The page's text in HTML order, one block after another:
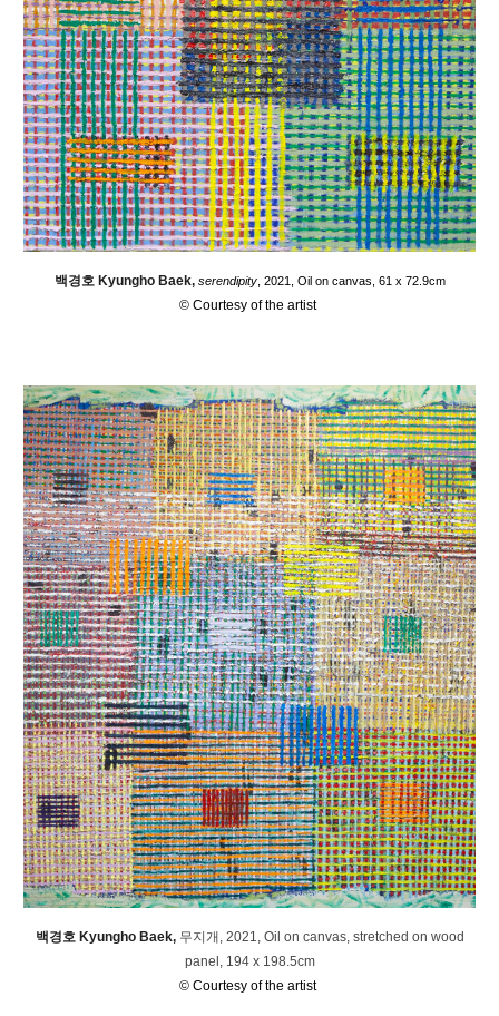
백경호 Kyungho Baek, serendipity, 2021, Oil on canvas, 61 x 72.9cm
© Courtesy of the artist
백경호 Kyungho Baek, 무지개, 2021, Oil on canvas, stretched on wood
panel, 194 x 198.5cm
© Courtesy of the artist